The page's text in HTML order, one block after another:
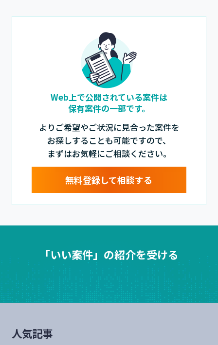
Web上で公開されている案件は
保有案件の一部です。
よりご希望やご状況に見合った案件を
お探しすることも可能ですので、
まずはお気軽にご相談ください。
無料登録して相談する
「いい案件」の紹介を受ける
人気記事